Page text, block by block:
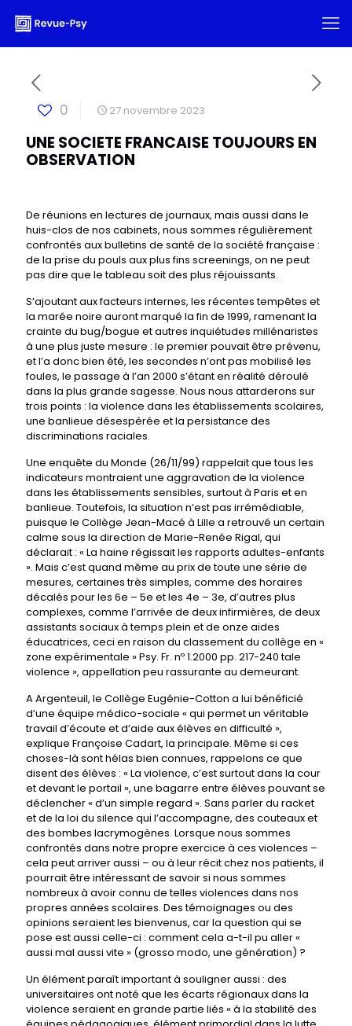
0 27 novembre 2023
UNE SOCIETE FRANCAISE TOUJOURS EN
OBSERVATION
De réunions en lectures de journaux, mais aussi dans le
huis-clos de nos cabinets, nous sommes régulièrement
confrontés aux bulletins de santé de la société française :
de la prise du pouls aux plus fins screenings, on ne peut
pas dire que le tableau soit des plus réjouissants.
S’ajoutant aux facteurs internes, les récentes tempêtes et
la marée noire auront marqué la fin de 1999, ramenant la
crainte du bug/bogue et autres inquiétudes millénaristes
à une plus juste mesure : le premier pouvait être prévenu,
et l’a donc bien été, les secondes n’ont pas mobilisé les
foules, le passage à l’an 2000 s’étant en réalité déroulé
dans la plus grande sagesse. Nous nous attarderons sur
trois points : la violence dans les établissements scolaires,
une banlieue désespérée et la persistance des
discriminations raciales.
Une enquête du Monde (26/11/99) rappelait que tous les
indicateurs montraient une aggravation de la violence
dans les établissements sensibles, surtout à Paris et en
banlieue. Toutefois, la situation n’est pas irrémédiable,
puisque le Collège Jean-Macé à Lille a retrouvé un certain
calme sous la direction de Marie-Renée Rigal, qui
déclarait : « La haine régissait les rapports adultes-enfants
». Mais c’est quand même au prix de toute une série de
mesures, certaines très simples, comme des horaires
décalés pour les 6e – 5e et les 4e – 3e, d’autres plus
complexes, comme l’arrivée de deux infirmières, de deux
assistants sociaux à temps plein et de onze aides
éducatrices, ceci en raison du classement du collège en «
zone expérimentale » Psy. Fr. nº 1.2000 pp. 217-240 tale
violence », appellation peu rassurante au demeurant.
A Argenteuil, le Collège Eugénie-Cotton a lui bénéficié
d’une équipe médico-sociale « qui permet un véritable
travail d’écoute et d’aide aux élèves en difficulté »,
explique Françoise Cadart, la principale. Même si ces
choses-là sont hélas bien connues, rappelons ce que
disent des élèves : « La violence, c’est surtout dans la cour
et devant le portail », une bagarre entre élèves pouvant se
déclencher « d’un simple regard ». Sans parler du racket
et de la loi du silence qui l’accompagne, des couteaux et
des bombes lacrymogènes. Lorsque nous sommes
confrontés dans notre propre exercice à ces violences –
cela peut arriver aussi – ou à leur récit chez nos patients, il
pourrait être intéressant de savoir si nous sommes
nombreux à avoir connu de telles violences dans nos
propres années scolaires. Des témoignages ou des
opinions seraient les bienvenus, car la question qui se
pose est aussi celle-ci : comment cela a-t-il pu aller «
aussi mal aussi vite » (grosso modo, une génération) ?
Un élément paraît important à souligner aussi : des
universitaires ont noté que les écarts régionaux dans la
violence seraient en grande partie liés « à la stabilité des